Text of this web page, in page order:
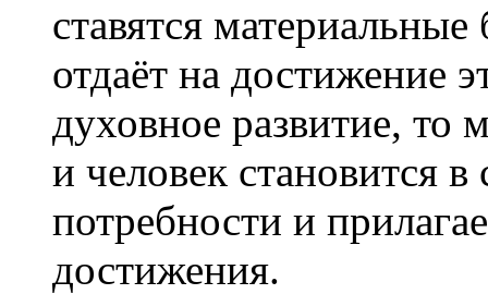
ставятся
отдаёт на достижение
духовное развитие, то
и человек становится
потребности и
достижения.